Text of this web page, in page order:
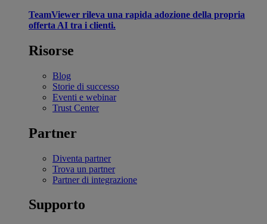
TeamViewer rileva una rapida adozione della propria
offerta AI tra i clienti.
Risorse
Blog
Storie di successo
Eventi e webinar
Trust Center
Partner
Diventa partner
Trova un partner
Partner di integrazione
Supporto